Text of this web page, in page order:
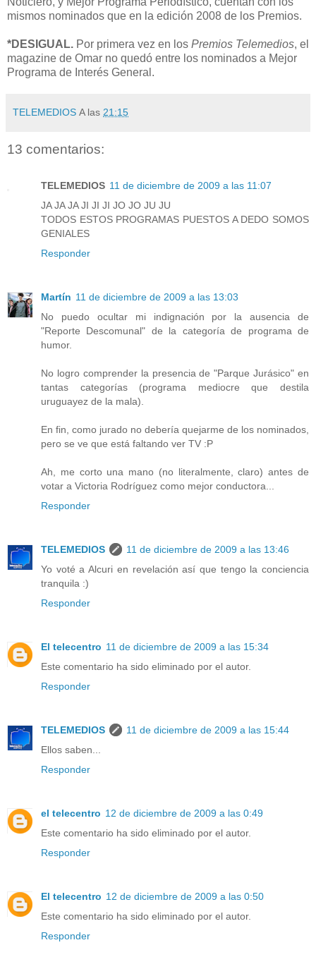
mismos nominados que en la edición 2008 de los Premios.
*DESIGUAL. Por primera vez en los Premios Telemedios, el
magazine de Omar no quedó entre los nominados a Mejor
Programa de Interés General.
TELEMEDIOS A las 21:15
13 comentarios:
TELEMEDIOS 11 de diciembre de 2009 a las 11:07
JA JA JA JI JI JI JO JO JU JU
TODOS ESTOS PROGRAMAS PUESTOS A DEDO SOMOS
GENIALES
Responder
Martín 11 de diciembre de 2009 a las 13:03
No puedo ocultar mi indignación por la ausencia de
"Reporte Descomunal" de la categoría de programa de
humor.
No logro comprender la presencia de "Parque Jurásico" en
tantas categorías (programa mediocre que destila
uruguayez de la mala).
En fin, como jurado no debería quejarme de los nominados,
pero se ve que está faltando ver TV :P
Ah, me corto una mano (no literalmente, claro) antes de
votar a Victoria Rodríguez como mejor conductora...
Responder
TELEMEDIOS
11 de diciembre de 2009 a las 13:46
Yo voté a Alcuri en revelación así que tengo la conciencia
tranquila :)
Responder
El telecentro 11 de diciembre de 2009 a las 15:34
Este comentario ha sido eliminado por el autor.
Responder
TELEMEDIOS
11 de diciembre de 2009 a las 15:44
Ellos saben...
Responder
el telecentro 12 de diciembre de 2009 a las 0:49
Este comentario ha sido eliminado por el autor.
Responder
El telecentro 12 de diciembre de 2009 a las 0:50
Este comentario ha sido eliminado por el autor.
Responder